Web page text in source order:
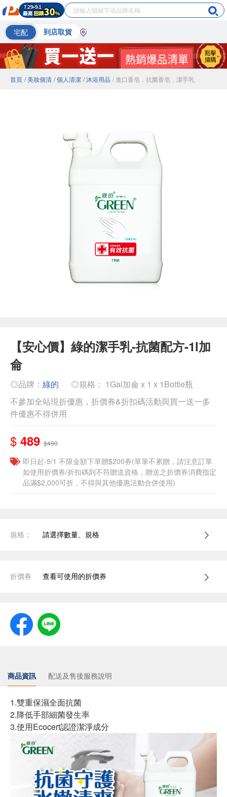
宅配 到店取貨
首頁 / 美妝個清 / 個人清潔 / 沐浴用品 / 進口香皂．抗菌香皂．潔手乳
【安心價】綠的潔手乳-抗菌配方-1l加
侖
◎品牌： 綠的
◎規格： 1Gal加侖 x 1 x 1Bottle瓶
不參加全站現折優惠，折價券&折扣碼活動與買一送一多
件優惠不得併用
$ 489 $490
即日起-9/1 不限金額下單贈$200券(單筆不累贈，請注意訂單
如使用折價券/折扣碼則不符贈送資格，贈送之折價券消費指定
品滿$2,000可折，不得與其他優惠活動合併使用)
規格： 請選擇數量、規格
折價券 查看可使用的折價券
商品資訊 配送及售後服務說明
1.雙重保濕全面抗菌
2.降低手部細菌發生率
3.使用Ecocert認證潔淨成分